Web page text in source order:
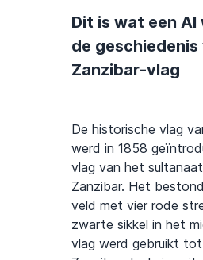
Dit is wat een
de geschiedenis
Zanzibar-vlag
De historische vlag
werd in 1858
vlag van het
Zanzibar. Het
veld met vier rode
zwarte sikkel in het
vlag werd gebruikt